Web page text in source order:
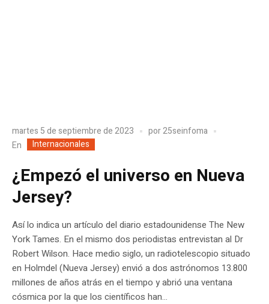
martes 5 de septiembre de 2023 por25seinfoma
En
Internacionales
¿Empezó el universo en Nueva
Jersey?
Así lo indica un artículo del diario estadounidense The New
York Tames. En el mismo dos periodistas entrevistan al Dr
Robert Wilson. Hace medio siglo, un radiotelescopio situado
en Holmdel (Nueva Jersey) envió a dos astrónomos 13.800
millones de años atrás en el tiempo y abrió una ventana
cósmica por la que los científicos han...